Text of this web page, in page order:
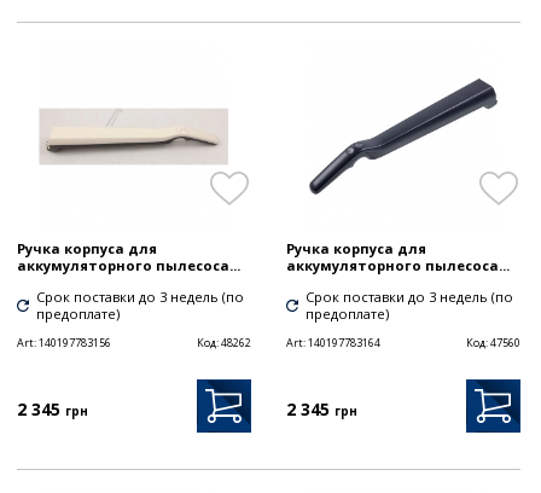
Ручка корпуса для
аккумуляторного пылесоса...
Срок поставки до 3 недель (по
предоплате)
Art:140197783156 Код:48262
2 345 грн
Ручка корпуса для
аккумуляторного пылесоса...
Срок поставки до 3 недель (по
предоплате)
Art:140197783164 Код:47560
2 345 грн